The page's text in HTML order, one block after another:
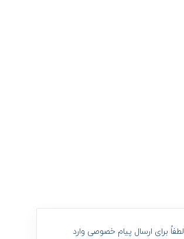
لطفاً برای ارسال پیام خصوصی وارد